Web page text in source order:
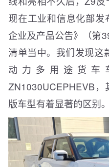
现在工业和信息化部
企业及产品公告》（第
清单当中。我们发现这
动力多用途货车
ZN1030UCEPHEVB
版车型有着显著的区别。